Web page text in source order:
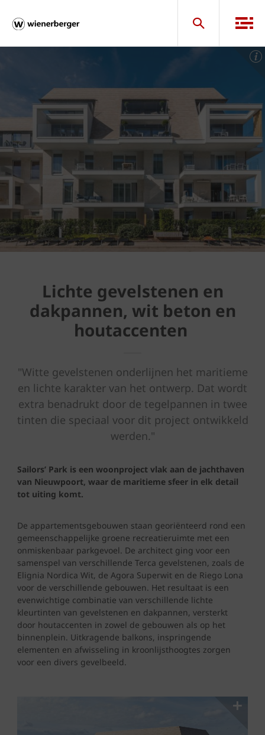
Lichte gevelstenen en
dakpannen, wit beton en
houtaccenten
"Witte gevelstenen onderlijnen het maritieme
en lichte karakter van het ontwerp. Dat wordt
extra benadrukt door de tegelpannen in twee
tinten die speciaal voor dit project ontwikkeld
werden."
Sailors’ Park is een woonproject vlak aan de jachthaven
van Nieuwpoort, waar de maritieme sfeer in elk detail
tot uiting komt.
De appartementsgebouwen staan georiënteerd rond een
gemeenschappelijke groene recreatieruimte met een
onmiskenbaar parkgevoel. De architect ging voor een
samenspel van verschillende Terca gevelstenen, zoals de
Elignia Nordica Wit, de Agora Superwit en de Riego Lona
voor de verschillende gebouwen. Het resultaat is een
evenwichtige combinatie van verschillende lichte
kleurtinten van gevelstenen en dakpannen, versterkt
door houtaccenten in zowel de gebouwen als op het
binnenplein. Uitkragende balkons, inspringende
elementen en afwisseling in kroonlijsthoogtes zorgen
voor een divers gevelbeeld.